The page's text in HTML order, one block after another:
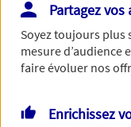
Vous disposez de
plus d’informations,
Partagez
Soyez toujours plus
mesure d’audience
faire évoluer nos
Enrichissez